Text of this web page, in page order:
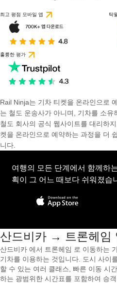
최고 평점 모바일 앱 탁
훌륭한 평가
Rail Ninja는 기차 티켓을 온라인으로
는 철도 운송사가 아니며, 기차를 소
철도 회사의 공식 웹사이트를 대리하
켓을 온라인으로 예약하는 과정을 더
니다.
여행의 모든 단계에서 함께하
획이 그 어느 때보다 쉬워졌습
산드비카 → 트론헤임
산드비카 에서 트론헤임 로 이동하는
기차를 이용하는 것입니다. 도시 사이
할 수 있는 여러 클래스, 빠른 이동 시
하는 광범위한 시간표를 포함하여 승